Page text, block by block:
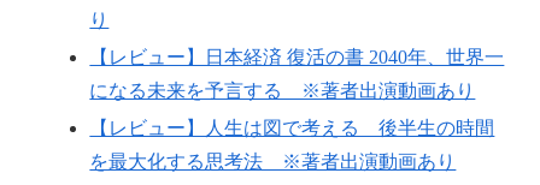
り
【レビュー】日本経済 復活の書 2040年、世界一
になる未来を予言する ※著者出演動画あり
【レビュー】人生は図で考える 後半生の時間
を最大化する思考法 ※著者出演動画あり